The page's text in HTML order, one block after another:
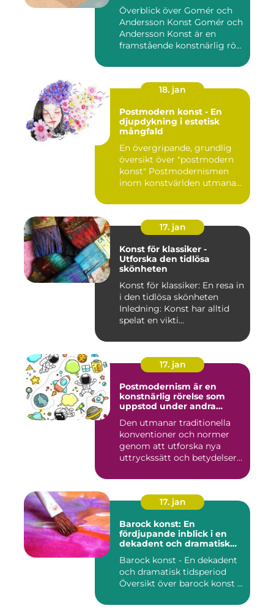
Överblick över Gomér och
Andersson Konst Gomér och
Andersson Konst är en
framstående konstnärlig rö...
18. jan
Postmodern konst - En
djupdykning i estetisk
mångfald
En övergripande, grundlig
översikt över "postmodern
konst" Postmodernismen
inom konstvärlden utmana...
17. jan
Konst för klassiker -
Utforska den tidlösa
skönheten
Konst för klassiker: En resa in
i den tidlösa skönheten
Inledning: Konst har alltid
spelat en vikti...
17. jan
Postmodernism är en
konstnärlig rörelse som
uppstod under andra
fortsätter att påverka
samtida konstvärlden
Den utmanar traditionella
konventioner och normer
genom att utforska nya
uttryckssätt och betydelser...
17. jan
Barock konst: En
fördjupande inblick i en
dekadent och dramatisk
Barock konst - En dekadent
och dramatisk tidsperiod
Översikt över barock konst ...